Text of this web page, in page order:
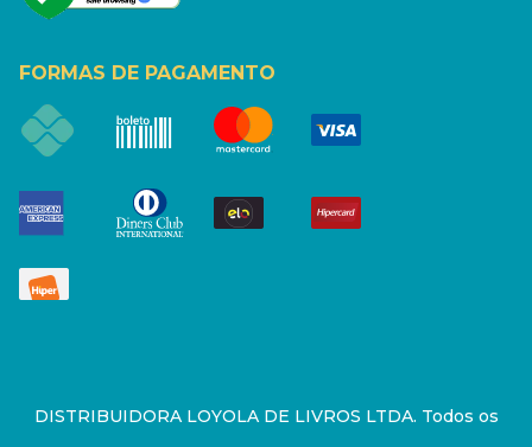
FORMAS DE PAGAMENTO
DISTRIBUIDORA LOYOLA DE LIVROS LTDA. Todos os